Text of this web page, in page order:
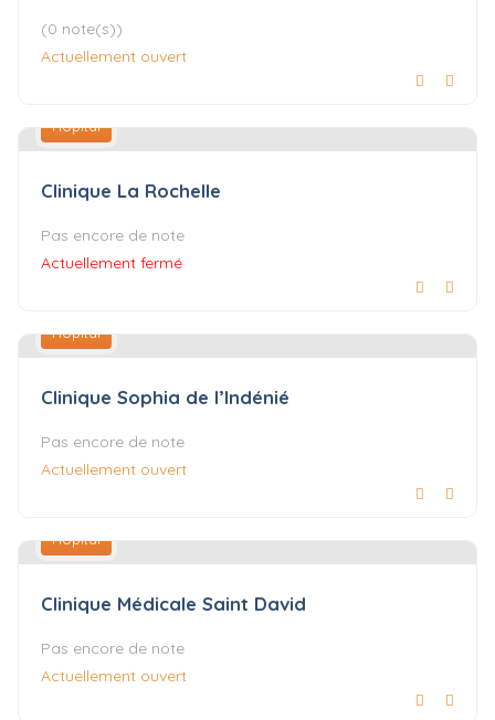
(0 note(s))
Actuellement ouvert
Hôpital
Clinique La Rochelle
Pas encore de note
Actuellement fermé
Hôpital
Clinique Sophia de l’Indénié
Pas encore de note
Actuellement ouvert
Hôpital
Clinique Médicale Saint David
Pas encore de note
Actuellement ouvert